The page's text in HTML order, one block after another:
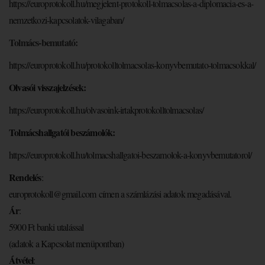
https://europrotokoll.hu/megjelent-protokoll-tolmacsolas-a-diplomacia-es-a-
nemzetkozi-kapcsolatok-vilagaban/
Tolmács-bemutató:
https://europrotokoll.hu/protokolltolmacsolas-konyvbemutato-tolmacsokkal/
Olvasói visszajelzések:
https://europrotokoll.hu/olvasoink-irtakprotokolltolmacsolas/
Tolmácshallgatói beszámolók:
https://europrotokoll.hu/tolmacshallgatoi-beszamolok-a-konyvbemutatorol/
Rendelés:
europrotokoll@gmail.com címen a számlázási adatok megadásával.
Ár:
5900 Ft banki utalással
(adatok a Kapcsolat menüpontban)
Átvétel: